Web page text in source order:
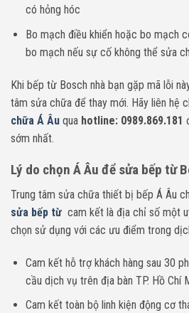
có hỏng hóc
Bo mạch điều khiển hoặc bo mạch
bo mạch nếu sự cố không thể sửa
Khi bếp từ Bosch nhà bạn gặp mã lỗi
tâm sửa chữa để thay mới. Hãy liên hệ
chữa Á Âu qua hotline: 0989.869.181
sớm nhất.
Lý do chọn Á Âu để sửa bếp từ
Trung tâm sửa chữa thiết bị bếp Á Âu
sửa bếp từ cam kết là địa chỉ số một
chọn sử dụng với các ưu điểm trong
Cam kết hỗ trợ khách hàng sau 30
cầu dịch vụ trên địa bàn TP. Hồ Chí
Cam kết toàn bộ linh kiện động cơ